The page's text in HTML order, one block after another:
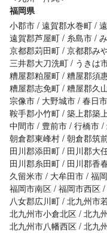
福岡県
小郡市 遠賀郡水巻町
遠賀郡芦屋町
糸島市
京都郡苅田町 京都郡み
三井郡大刀洗町
うきは
糟屋郡粕屋町 糟屋郡須
糟屋郡志免町 糟屋郡久
宗像市
大野城市 春日市
鞍手郡小竹町 築上郡築
中間市
豊前市 行橋市
朝倉郡東峰村 朝倉郡筑
田川郡添田町
田川郡大
田川郡糸田町
田川郡香
久留米市
大牟田市 福
福岡市南区 福岡市西区
八女郡広川町 北九州市
北九州市小倉北区 北九
北九州市八幡西区 北九